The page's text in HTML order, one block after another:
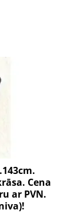
Cena
ar PVN.